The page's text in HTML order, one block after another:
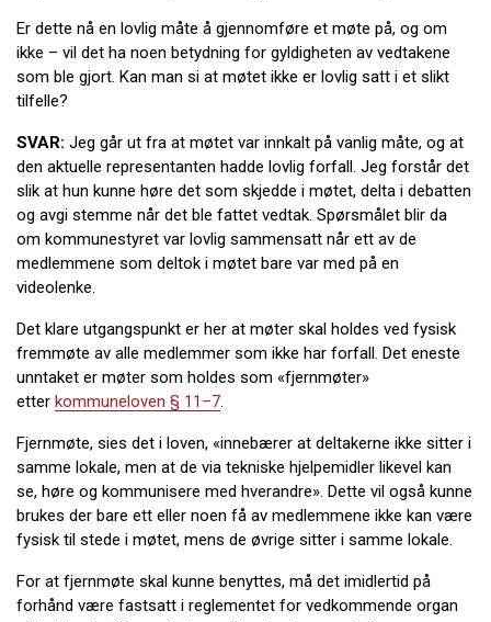
Er dette nå en lovlig måte å gjennomføre et møte på, og om
ikke – vil det ha noen betydning for gyldigheten av vedtakene
som ble gjort. Kan man si at møtet ikke er lovlig satt i et slikt
tilfelle?
SVAR: Jeg går ut fra at møtet var innkalt på vanlig måte, og at
den aktuelle representanten hadde lovlig forfall. Jeg forstår det
slik at hun kunne høre det som skjedde i møtet, delta i debatten
og avgi stemme når det ble fattet vedtak. Spørsmålet blir da
om kommunestyret var lovlig sammensatt når ett av de
medlemmene som deltok i møtet bare var med på en
videolenke.
Det klare utgangspunkt er her at møter skal holdes ved fysisk
fremmøte av alle medlemmer som ikke har forfall. Det eneste
unntaket er møter som holdes som «fjernmøter»
etter kommuneloven § 11–7.
Fjernmøte, sies det i loven, «innebærer at deltakerne ikke sitter i
samme lokale, men at de via tekniske hjelpemidler likevel kan
se, høre og kommunisere med hverandre». Dette vil også kunne
brukes der bare ett eller noen få av medlemmene ikke kan være
fysisk til stede i møtet, mens de øvrige sitter i samme lokale.
For at fjernmøte skal kunne benyttes, må det imidlertid på
forhånd være fastsatt i reglementet for vedkommende organ